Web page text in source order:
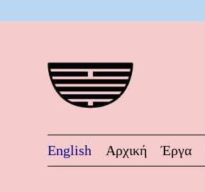
English Αρχική Έργα